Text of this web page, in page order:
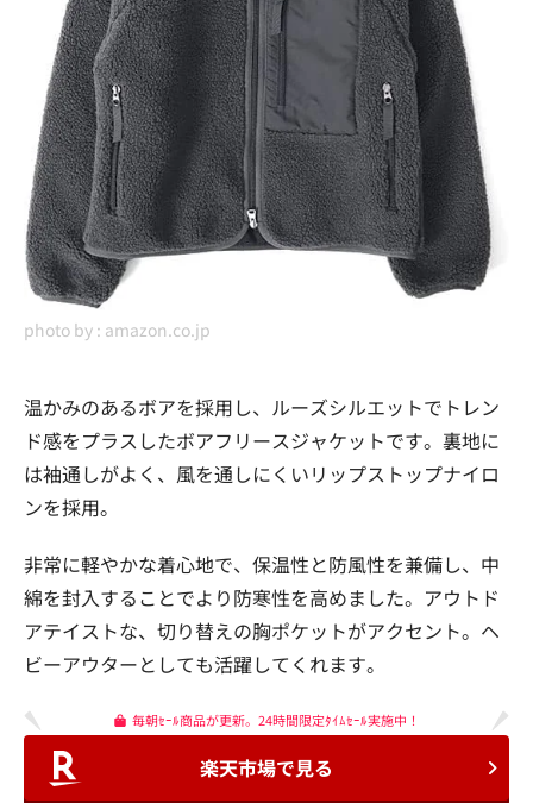
photo by : amazon.co.jp
温かみのあるボアを採用し、ルーズシルエットでトレン
ド感をプラスしたボアフリースジャケットです。裏地に
は袖通しがよく、風を通しにくいリップストップナイロ
ンを採用。
非常に軽やかな着心地で、保温性と防風性を兼備し、中
綿を封入することでより防寒性を高めました。アウトド
アテイストな、切り替えの胸ポケットがアクセント。ヘ
ビーアウターとしても活躍してくれます。
毎朝ｾｰﾙ商品が更新。24時間限定ﾀｲﾑｾｰﾙ実施中！
楽天市場で見る